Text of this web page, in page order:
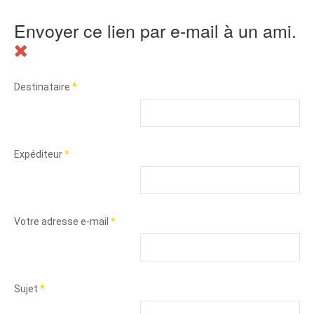
Envoyer ce lien par e-mail à un ami.
Destinataire *
Expéditeur*
Votre adresse e-mail *
Sujet *